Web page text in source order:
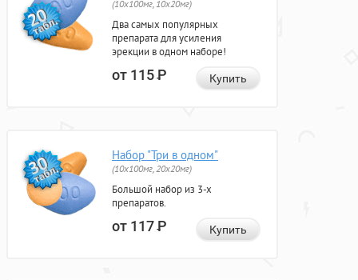
(10x100мг, 10x20мг)
Два самых популярных
препарата для усиления
эрекции в одном наборе!
от 115Р Купить
Набор "Три в одном"
(10x100мг, 20x20мг)
Большой набор из 3-х
препаратов.
от 117Р Купить